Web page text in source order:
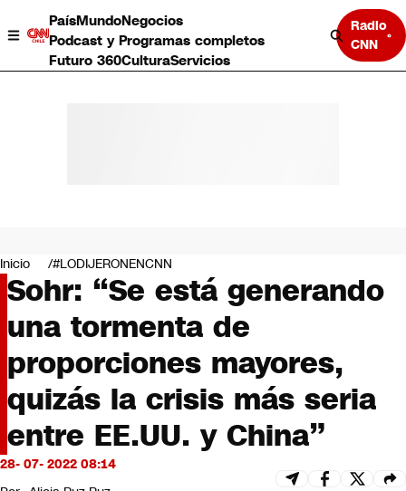
PaísMundoNegocios
Podcast y Programas completos
Futuro 360CulturaServicios
Radio
CNN
Negocios
Deportes
Programas completos
Cultura
Servicios
Bits
CNN Data
CNN tiempo
Futuro 360
Opinión
Inicio #LODIJERONENCNN
Sohr: “Se está generando
una tormenta de
proporciones mayores,
quizás la crisis más seria
entre EE.UU. y China”
28- 07- 2022 08:14